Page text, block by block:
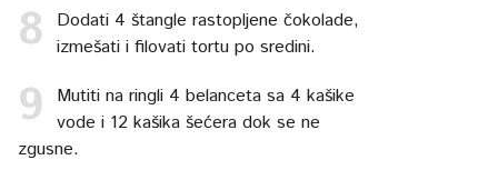
Dodati 4 štangle rastopljene čokolade,
izmešati i filovati tortu po sredini.
Mutiti na ringli 4 belanceta sa 4 kašike
vode i 12 kašika šećera dok se ne
zgusne.